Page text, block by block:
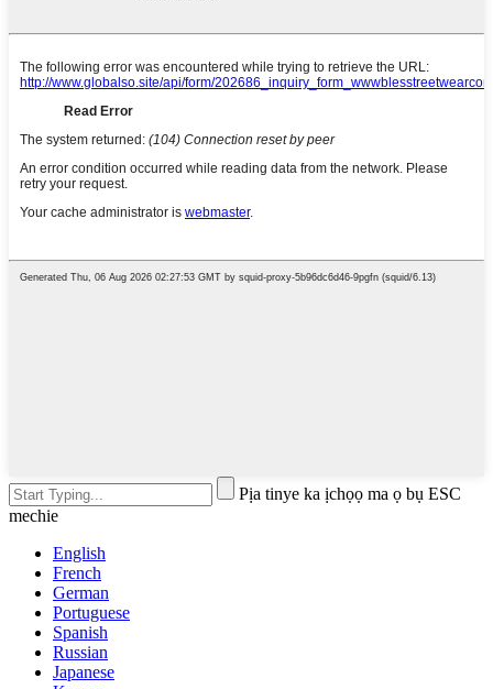
Pịa tinye ka ịchọọ ma ọ bụ ESC
mechie
English
French
German
Portuguese
Spanish
Russian
Japanese